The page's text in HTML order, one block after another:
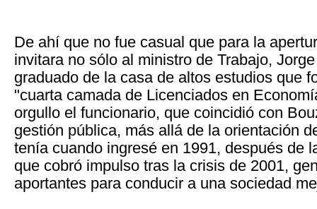
De ahí que no fue casual que para la
invitara no sólo al ministro de Trabajo,
graduado de la casa de altos estudios que
"cuarta camada de Licenciados en
orgullo el funcionario, que coincidió con
gestión pública, más allá de la orientación
tenía cuando ingresé en 1991, después de
que cobró impulso tras la crisis de 2001,
aportantes para conducir a una sociedad